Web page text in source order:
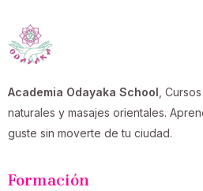
Academia Odayaka School ,
naturales y masajes orientales.
guste sin moverte de tu ciudad.
Formación